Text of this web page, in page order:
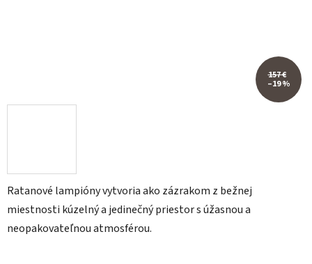
Ratanové lampióny vytvoria ako zázrakom z bežnej
miestnosti kúzelný a jedinečný priestor s úžasnou a
neopakovateľnou atmosférou.
157 €
–19 %